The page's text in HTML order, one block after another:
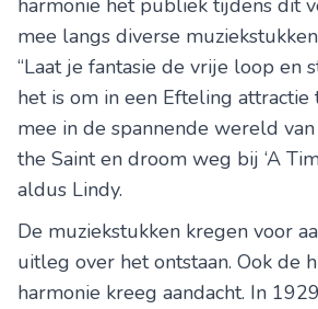
harmonie het publiek tijdens dit
mee langs diverse
“Laat je fantasie de vrije loop en
het is om in een Efteling attractie
mee in de spannende wereld
the Saint en droom weg bij ‘A
aldus Lindy.
De muziekstukken kregen voor
uitleg over het ontstaan. Ook de
harmonie kreeg aandacht. In